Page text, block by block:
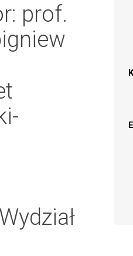
prof.